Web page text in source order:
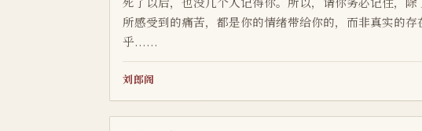
所感受到的痛苦，都是你的情绪带给你的，而非真实的存
乎......
刘郎阁